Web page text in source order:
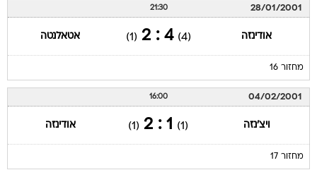
04/02/2001
ויצ'נזה (1)
1 : 2
(1) אודינזה
11/02/2001